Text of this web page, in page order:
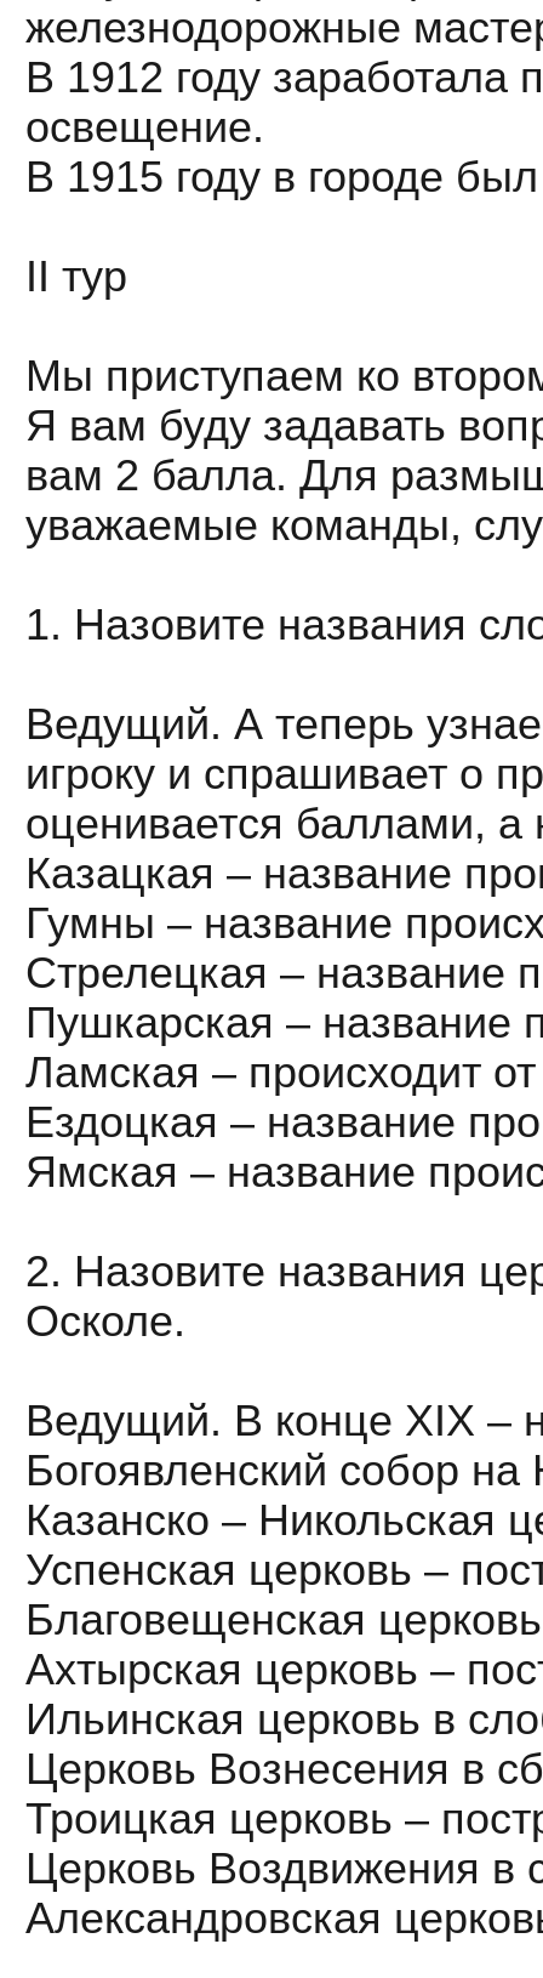
железнодорожные
В 1912 году заработала
освещение.
В 1915 году в городе
II тур
Мы приступаем ко
Я вам буду задавать
вам 2 балла. Для
уважаемые команды,
1. Назовите названия
Ведущий. А теперь
игроку и спрашивает о
оценивается баллами, а
Казацкая – название
Гумны – название
Стрелецкая – название
Пушкарская – название
Ламская – происходит
Ездоцкая – название
Ямская – название
2. Назовите названия
Осколе.
Ведущий. В конце XIX –
Богоявленский собор
Казанско – Никольская
Успенская церковь –
Благовещенская
Ахтырская церковь –
Ильинская церковь в
Церковь Вознесения в
Троицкая церковь –
Церковь Воздвижения в
Александровская